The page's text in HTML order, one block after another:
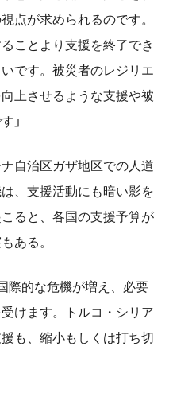
点が求められるのです。
ことより支援を終了でき
です。被災者のレジリエ
向上させるような支援や被
」
自治区ガザ地区での人道
、支援活動にも暗い影を
ると、各国の支援予算が
ある。
際的な危機が増え、必要
けます。トルコ・シリア
も、縮小もしくは打ち切